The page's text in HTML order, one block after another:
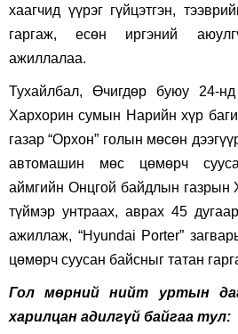
хаагчид үүрэг гүйцэтгэн,
гаргаж, есөн иргэний
ажиллалаа.
Тухайлбал, Өчигдөр буюу 24-
Хархорин сумын Нарийн хүр
газар “Орхон” голын мөсөн
автомашин мөс цөмөрч
аймгийн Онцгой байдлын газрын
түймэр унтраах, аврах 45
ажиллаж, “Hyundai Porter”
цөмөрч суусан байсныг татан
Гол мөрний нийт уртын
харилцан адилгүй байгаа тул: